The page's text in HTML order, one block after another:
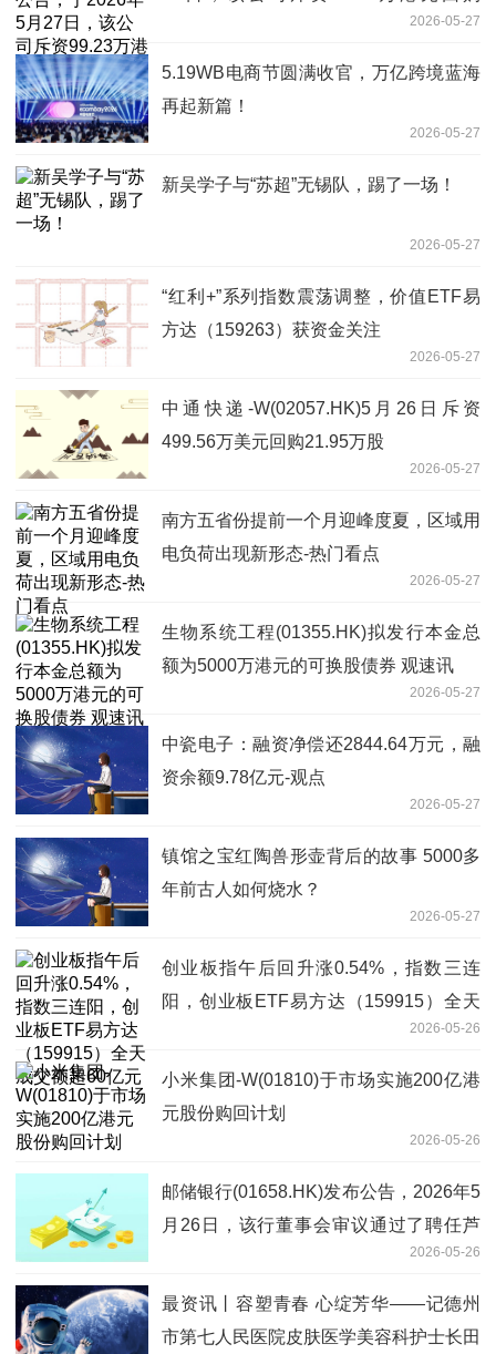
2026-05-27
5.19WB电商节圆满收官，万亿跨境蓝海
再起新篇！
2026-05-27
新吴学子与“苏超”无锡队，踢了一场！
2026-05-27
“红利+”系列指数震荡调整，价值ETF易
方达（159263）获资金关注
2026-05-27
中通快递-W(02057.HK)5月26日斥资
499.56万美元回购21.95万股
2026-05-27
南方五省份提前一个月迎峰度夏，区域用
电负荷出现新形态-热门看点
2026-05-27
生物系统工程(01355.HK)拟发行本金总
额为5000万港元的可换股债券 观速讯
2026-05-27
中瓷电子：融资净偿还2844.64万元，融
资余额9.78亿元-观点
2026-05-27
镇馆之宝红陶兽形壶背后的故事 5000多
年前古人如何烧水？
2026-05-27
创业板指午后回升涨0.54%，指数三连
阳，创业板ETF易方达（159915）全天
2026-05-26
小米集团-W(01810)于市场实施200亿港
元股份购回计划
2026-05-26
邮储银行(01658.HK)发布公告，2026年5
月26日，该行董事会审议通过了聘任芦
2026-05-26
最资讯丨容塑青春 心绽芳华——记德州
市第七人民医院皮肤医学美容科护士长田